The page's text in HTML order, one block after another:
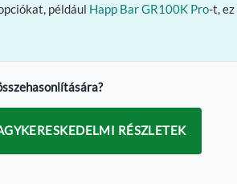
például Happ Bar GR100K Pro-t,
RÉSZLETEK